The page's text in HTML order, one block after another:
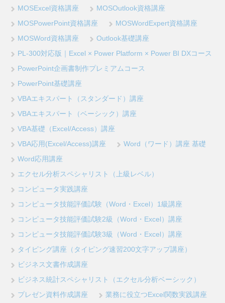
MOSExcel資格講座
MOSOutlook資格講座
MOSPowerPoint資格講座
MOSWordExpert資格講座
MOSWord資格講座
Outlook基礎講座
PL-300対応版｜Excel × Power Platform × Power BI DXコース
PowerPoint企画書制作プレミアムコース
PowerPoint基礎講座
VBAエキスパート（スタンダード）講座
VBAエキスパート（ベーシック）講座
VBA基礎（Excel/Access）講座
VBA応用(Excel/Access)講座
Word（ワード）講座 基礎
Word応用講座
エクセル分析スペシャリスト（上級レベル）
コンピュータ実践講座
コンピュータ技能評価試験（Word・Excel）1級講座
コンピュータ技能評価試験2級（Word・Excel）講座
コンピュータ技能評価試験3級（Word・Excel）講座
タイピング講座（タイピング速習200文字アップ講座）
ビジネス文書作成講座
ビジネス統計スペシャリスト（エクセル分析ベーシック）
プレゼン資料作成講座
業務に役立つExcel関数実践講座